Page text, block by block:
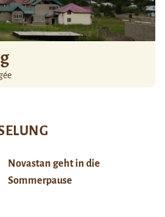
Novastan geht in die
Sommerpause